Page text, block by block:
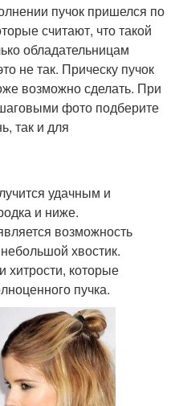
пучок пришелся по
считают, что такой
обладательницам
не так. Прическу пучок
возможно сделать. При
фото подберите
так и для
удачным и
и ниже.
возможность
хвостик.
которые
пучка.